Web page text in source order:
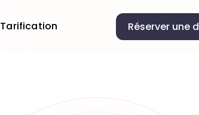
Tarification Réserver une